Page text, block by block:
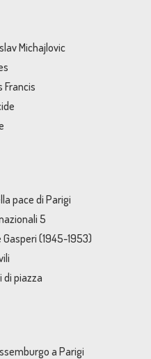
Michajlovic
Francis
pace di Parigi
5
Gasperi (1945-1953)
piazza
a Parigi